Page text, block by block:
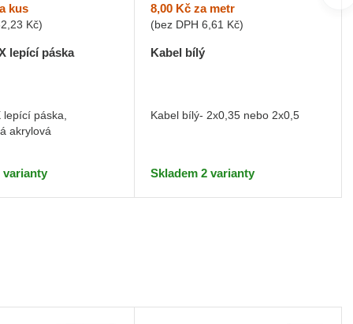
kus
Kč)
lepící páska
lepící páska,
akrylová
varianty
8,00 Kč za metr
(bez DPH6,61 Kč)
Kabel bílý
Kabel bílý- 2x0,35 nebo 2x0,5
Skladem 2 varianty